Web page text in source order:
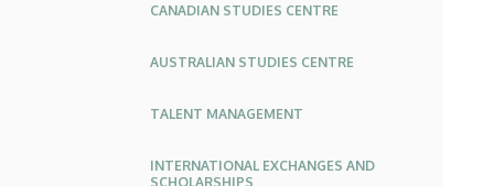
CANADIAN STUDIES CENTRE
AUSTRALIAN STUDIES CENTRE
TALENT MANAGEMENT
INTERNATIONAL EXCHANGES AND
SCHOLARSHIPS